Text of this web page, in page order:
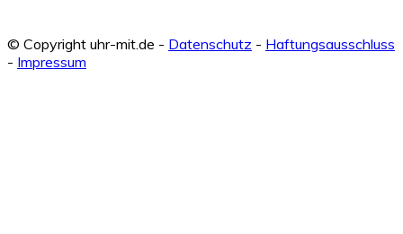
© Copyright uhr-mit.de - Datenschutz - Haftungsausschluss
- Impressum